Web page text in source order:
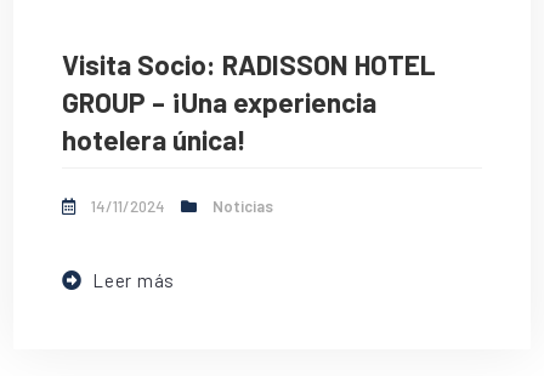
Visita Socio: RADISSON HOTEL
GROUP – ¡Una experiencia
hotelera única!
14/11/2024 Noticias
Leer más